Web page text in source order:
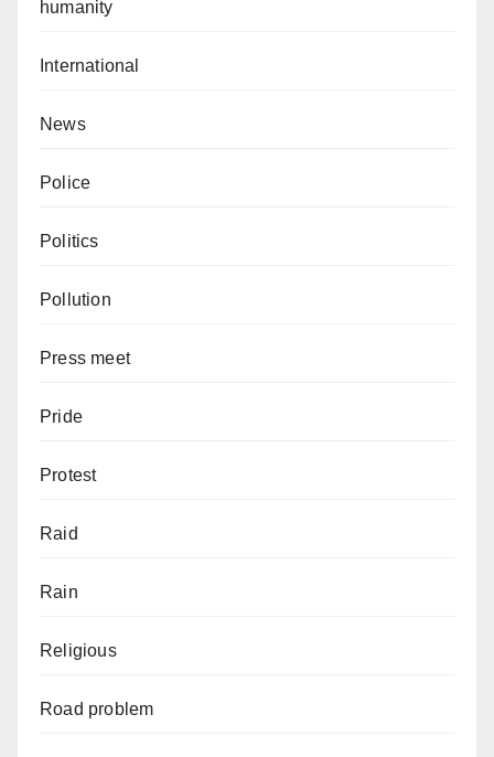
humanity
International
News
Police
Politics
Pollution
Press meet
Pride
Protest
Raid
Rain
Religious
Road problem